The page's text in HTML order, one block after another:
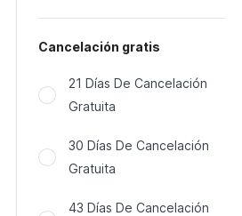
Cancelación gratis
21 Días De Cancelación
Gratuita
30 Días De Cancelación
Gratuita
43 Días De Cancelación